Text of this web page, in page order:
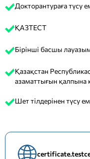
Докторантураға түсу
ҚАЗТЕСТ
Бірінші басшы
Қазақстан
азаматтығын қалпына
Шет тілдерінен түсу